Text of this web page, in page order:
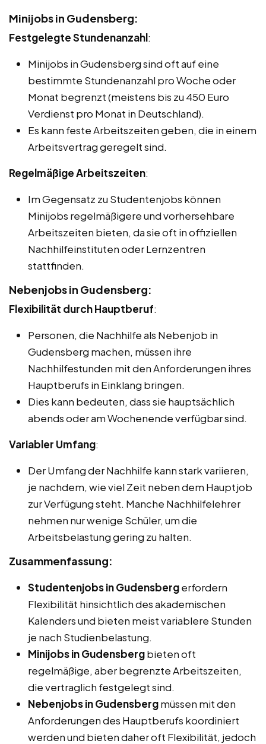
Minijobs in Gudensberg:
Festgelegte Stundenanzahl:
Minijobs in Gudensberg sind oft auf eine
bestimmte Stundenanzahl pro Woche oder
Monat begrenzt (meistens bis zu 450 Euro
Verdienst pro Monat in Deutschland).
Es kann feste Arbeitszeiten geben, die in einem
Arbeitsvertrag geregelt sind.
Regelmäßige Arbeitszeiten:
Im Gegensatz zu Studentenjobs können
Minijobs regelmäßigere und vorhersehbare
Arbeitszeiten bieten, da sie oft in offiziellen
Nachhilfeinstituten oder Lernzentren
stattfinden.
Nebenjobs in Gudensberg:
Flexibilität durch Hauptberuf:
Personen, die Nachhilfe als Nebenjob in
Gudensberg machen, müssen ihre
Nachhilfestunden mit den Anforderungen ihres
Hauptberufs in Einklang bringen.
Dies kann bedeuten, dass sie hauptsächlich
abends oder am Wochenende verfügbar sind.
Variabler Umfang:
Der Umfang der Nachhilfe kann stark variieren,
je nachdem, wie viel Zeit neben dem Hauptjob
zur Verfügung steht. Manche Nachhilfelehrer
nehmen nur wenige Schüler, um die
Arbeitsbelastung gering zu halten.
Zusammenfassung:
Studentenjobs in Gudensbergerfordern
Flexibilität hinsichtlich des akademischen
Kalenders und bieten meist variablere Stunden
je nach Studienbelastung.
Minijobs in Gudensbergbieten oft
regelmäßige, aber begrenzte Arbeitszeiten,
die vertraglich festgelegt sind.
Nebenjobs in Gudensbergmüssen mit den
Anforderungen des Hauptberufs koordiniert
werden und bieten daher oft Flexibilität, jedoch